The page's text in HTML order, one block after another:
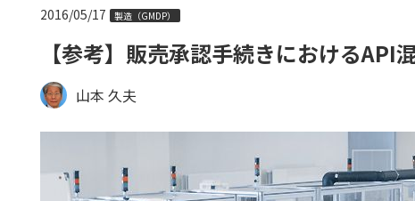
【参考】販売承認手続きにおけるAPI
2016/05/17 製造（GMDP）
山本 久夫